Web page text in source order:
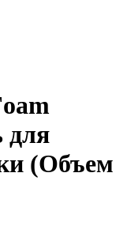
для
(Объем